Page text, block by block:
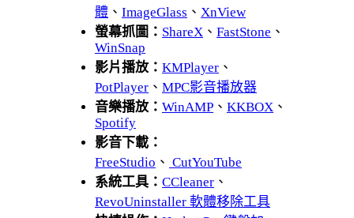
體 、 ImageGlass 、 XnView
螢幕抓圖： ShareX 、 FastStone 、
WinSnap
影片播放： KMPlayer 、
PotPlayer 、 MPC影音播放器
音樂播放： WinAMP 、 KKBOX 、
Spotify
影音下載：
FreeStudio 、 CutYouTube
系統工具： CCleaner 、
RevoUninstaller 軟體移除工具